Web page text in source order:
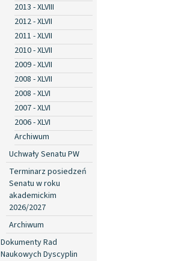
2013 - XLVIII
2012 - XLVII
2011 - XLVII
2010 - XLVII
2009 - XLVII
2008 - XLVII
2008 - XLVI
2007 - XLVI
2006 - XLVI
Archiwum
Uchwały Senatu PW
Terminarz posiedzeń
Senatu w roku
akademickim
2026/2027
Archiwum
Dokumenty Rad
Naukowych Dyscyplin